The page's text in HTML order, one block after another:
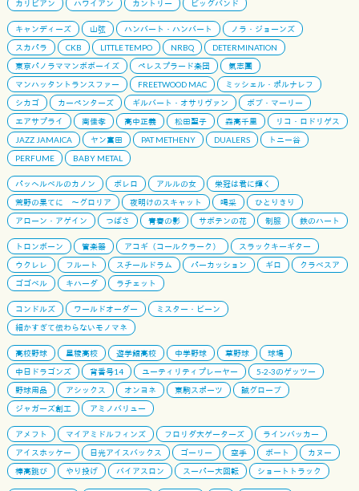
カリビアン
ハワイアン カントリー ビッグバンド
キャンディーズ 山弦 ハンバート・ハンバート
ノラ・ジョーンズ
スカパラ
CKB LITTLE TEMPO NRBQ
DETERMINATION
東京パノラママンボボーイズ
ペレスプラード楽団
氣志團
マンハッタントランスファー
FREETWOOD MAC
ミッシェル・ポルナレフ
シカゴ
カーペンターズ ギルバート・オサリヴァン
ボブ・マーリー
エアサプライ
南佳孝 高中正義 松田聖子 森高千里
リコ・ロドリゲス
JAZZ JAMAICA
ヤン富田 PAT METHENY DUALERS
トニー谷
PERFUME
BABY METAL
パッヘルベルのカノン ボレロ アルルの女
栄冠は君に輝く
荒野の果てに 〜グロリア
夜明けのスキャット 喝采
ひとりきり
アローン・アゲイン
つばさ 青春の影 サボテンの花 制服 鉄のハート
トロンボーン 管楽器 アコギ（コールクラーク）
スラックキーギター
ウクレレ
フルート スチールドラム パーカッション ギロ
クラベスア
ゴゴベル
キハーダ ラチェット
コンドルズ ワールドオーダー
ミスター・ビーン
細かすぎて伝わらないモノマネ
高校野球 星稜高校 遊学館高校 中学野球 草野球
球場
中日ドラゴンズ
背番号14 ユーティリティプレーヤー
5-2-3のゲッツー
野球用品
アシックス オンヨネ 東駒スポーツ
誠グローブ
ジャガーズ創工
アミノバリュー
アメフト マイアミドルフィンズ フロリダ大ゲーターズ
ラインバッカー
アイスホッケー
日光アイスバックス ゴーリー 空手 ボート
カヌー
棒高跳び
やり投げ バイアスロン スーパー大回転 ショートトラック